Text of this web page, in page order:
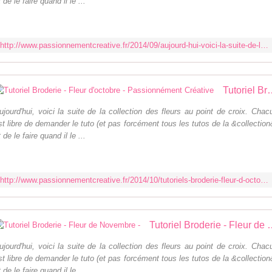
http://www.passionnementcreative.fr/2014/09/aujourd-hui-voici-la-suite-de-la-collection-des-fleurs-au-point-de-croix-chacun-est-libre-de-demander-le-tuto-et-pas-forcement-tous
Tutoriel Broderie
voici la suite de la collection des fleurs au point de croix.
libre de demander le tuto (et pas forcément tous les tutos de la
de le faire quand il le ...
http://www.passionnementcreative.fr/2014/10/tutoriels-broderie-fleur-d-octobre.html
Tutoriel
voici la suite de la collection des fleurs au point de croix.
libre de demander le tuto (et pas forcément tous les tutos de la